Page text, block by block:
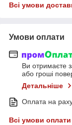
Всі умови
Умови оплати
Ви отримаєте
або гроші
Детальніше
Оплата на
Всі умови оплати